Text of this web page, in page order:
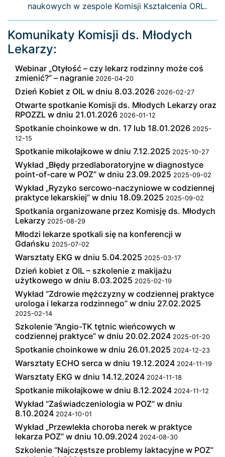
naukowych w zespole Komisji Kształcenia ORL.
Komunikaty Komisji ds. Młodych
Lekarzy:
Webinar „Otyłość – czy lekarz rodzinny może coś
zmienić?” – nagranie 2026-04-20
Dzień Kobiet z OIL w dniu 8.03.2026 2026-02-27
Otwarte spotkanie Komisji ds. Młodych Lekarzy oraz
RPOZZL w dniu 21.01.2026 2026-01-12
Spotkanie choinkowe w dn. 17 lub 18.01.2026 2025-
12-15
Spotkanie mikołajkowe w dniu 7.12.2025 2025-10-27
Wykład „Błędy przedlaboratoryjne w diagnostyce
point-of-care w POZ” w dniu 23.09.2025 2025-09-02
Wykład „Ryzyko sercowo-naczyniowe w codziennej
praktyce lekarskiej” w dniu 18.09.2025 2025-09-02
Spotkania organizowane przez Komisję ds. Młodych
Lekarzy 2025-08-29
Młodzi lekarze spotkali się na konferencji w
Gdańsku 2025-07-02
Warsztaty EKG w dniu 5.04.2025 2025-03-17
Dzień kobiet z OIL – szkolenie z makijażu
użytkowego w dniu 8.03.2025 2025-02-19
Wykład “Zdrowie mężczyzny w codziennej praktyce
urologa i lekarza rodzinnego” w dniu 27.02.2025
2025-02-14
Szkolenie “Angio-TK tętnic wieńcowych w
codziennej praktyce” w dniu 20.02.2024 2025-01-20
Spotkanie choinkowe w dniu 26.01.2025 2024-12-23
Warsztaty ECHO serca w dniu 19.12.2024 2024-11-19
Warsztaty EKG w dniu 14.12.2024 2024-11-18
Spotkanie mikołajkowe w dniu 8.12.2024 2024-11-12
Wykład “Zaświadczeniologia w POZ” w dniu
8.10.2024 2024-10-01
Wykład „Przewlekła choroba nerek w praktyce
lekarza POZ” w dniu 10.09.2024 2024-08-30
Szkolenie “Najczęstsze problemy laktacyjne w POZ”